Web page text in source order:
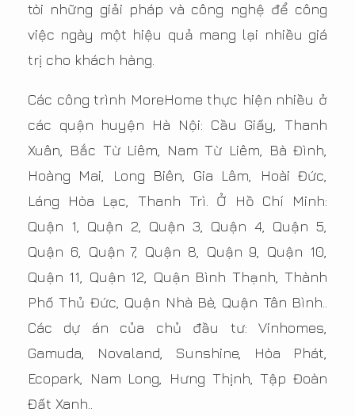
tòi những giải pháp và công nghệ để công
việc ngày một hiệu quả mang lại nhiều giá
trị cho khách hàng.
Các công trình MoreHome thực hiện nhiều ở
các quận huyện Hà Nội: Cầu Giấy, Thanh
Xuân, Bắc Từ Liêm, Nam Từ Liêm, Bà Đình,
Hoàng Mai, Long Biên, Gia Lâm, Hoài Đức,
Láng Hòa Lạc, Thanh Trì. Ở Hồ Chí Minh:
Quận 1, Quận 2, Quận 3, Quận 4, Quận 5,
Quận 6, Quận 7, Quận 8, Quận 9, Quận 10,
Quận 11, Quận 12, Quận Bình Thạnh, Thành
Phố Thủ Đức, Quận Nhà Bè, Quận Tân Bình..
Các dự án của chủ đầu tư: Vinhomes,
Gamuda, Novaland, Sunshine, Hòa Phát,
Ecopark, Nam Long, Hưng Thịnh, Tập Đoàn
Đất Xanh..